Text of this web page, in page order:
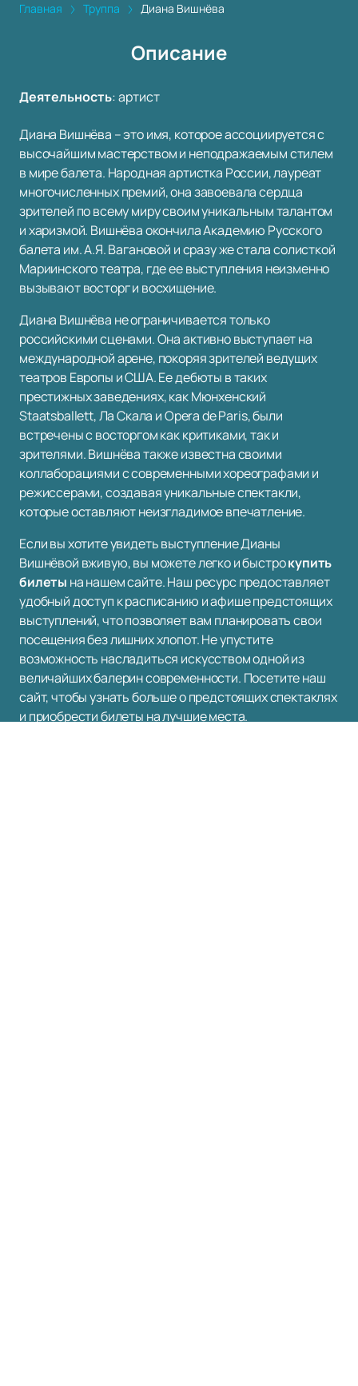
Главная Труппа Диана Вишнёва
Описание
Деятельность:артист
Диана Вишнёва – это имя, которое ассоциируется с
высочайшим мастерством и неподражаемым стилем
в мире балета. Народная артистка России, лауреат
многочисленных премий, она завоевала сердца
зрителей по всему миру своим уникальным талантом
и харизмой. Вишнёва окончила Академию Русского
балета им. А.Я. Вагановой и сразу же стала солисткой
Мариинского театра, где ее выступления неизменно
вызывают восторг и восхищение.
Диана Вишнёва не ограничивается только
российскими сценами. Она активно выступает на
международной арене, покоряя зрителей ведущих
театров Европы и США. Ее дебюты в таких
престижных заведениях, как Мюнхенский
Staatsballett, Ла Скала и Opera de Paris, были
встречены с восторгом как критиками, так и
зрителями. Вишнёва также известна своими
коллаборациями с современными хореографами и
режиссерами, создавая уникальные спектакли,
которые оставляют неизгладимое впечатление.
Если вы хотите увидеть выступление Дианы
Вишнёвой вживую, вы можете легко и быстрокупить
билеты на нашем сайте. Наш ресурс предоставляет
удобный доступ к расписанию и афише предстоящих
выступлений, что позволяет вам планировать свои
посещения без лишних хлопот. Не упустите
возможность насладиться искусством одной из
величайших балерин современности. Посетите наш
сайт, чтобы узнать больше о предстоящих спектаклях
и приобрести билеты на лучшие места.